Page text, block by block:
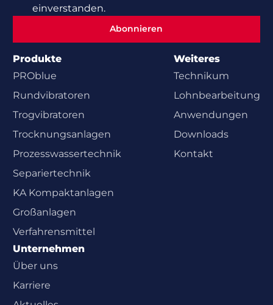
einverstanden.
Abonnieren
Produkte
PROblue
Rundvibratoren
Trogvibratoren
Trocknungsanlagen
Prozesswasser­technik
Separiertechnik
KA Kompaktanlagen
Großanlagen
Verfahrensmittel
Weiteres
Technikum
Lohnbearbeitung
Anwendungen
Downloads
Kontakt
Unternehmen
Über uns
Karriere